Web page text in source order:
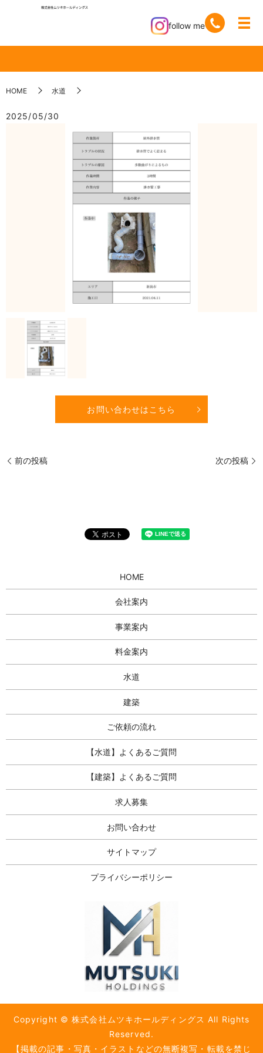
follow me
HOME 水道
2025/05/30
お問い合わせはこちら
前の投稿 次の投稿
HOME
会社案内
事業案内
料金案内
水道
建築
ご依頼の流れ
【水道】よくあるご質問
【建築】よくあるご質問
求人募集
お問い合わせ
サイトマップ
プライバシーポリシー
Copyright © 株式会社ムツキホールディングス All Rights
Reserved.
【掲載の記事・写真・イラストなどの無断複写・転載を禁じ